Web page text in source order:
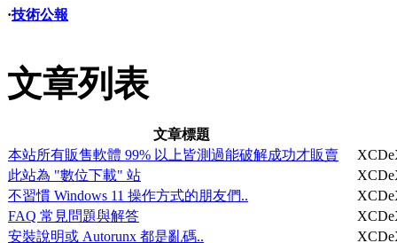
·技術公報
文章列表
文章標題
本站所有販售軟體 99% 以上皆測過能破解成功才販賣
此站為 "數位下載" 站
不習慣 Windows 11 操作方式的朋友們..
FAQ 常見問題與解答
安裝說明或 Autorunx 都是亂碼..